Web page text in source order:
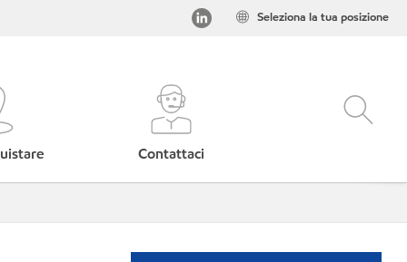
Seleziona la tua posizione
Contattaci